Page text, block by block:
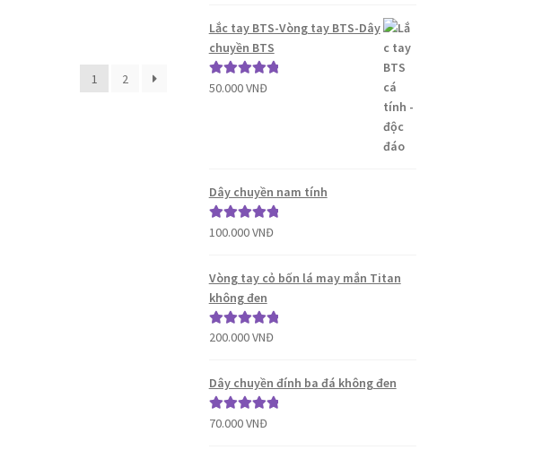
1 2
sao
Lắc tay BTS-Vòng tay BTS-Dây
chuyền BTS
Được xếp
50.000VNĐ
Dây chuyền nam tính
Được xếp
sao
100.000VNĐ
Vòng tay cỏ bốn lá may mắn Titan
không đen
Được xếp
sao
200.000VNĐ
Dây chuyền đính ba đá không đen
Được xếp
70.000VNĐ